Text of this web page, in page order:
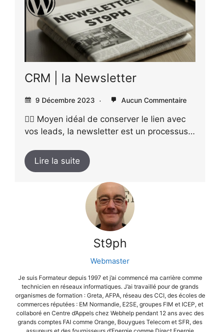
CRM | la Newsletter
9 Décembre 2023 Aucun Commentaire
👉🏻 Moyen idéal de conserver le lien avec
vos leads, la newsletter est un processus…
Lire la suite
St9ph
Webmaster
Je suis Formateur depuis 1997 et j’ai commencé ma carrière comme
technicien en réseaux informatiques. J’ai travaillé pour de grands
organismes de formation : Greta, AFPA, réseau des CCI, des écoles de
commerces réputées : EM Normandie, E2SE, groupes FIM et ICEP, et
collaboré en Centre d’Appels chez Webhelp pendant 12 ans avec des
grands comptes FAI comme Orange, Bouygues Telecom et SFR, des